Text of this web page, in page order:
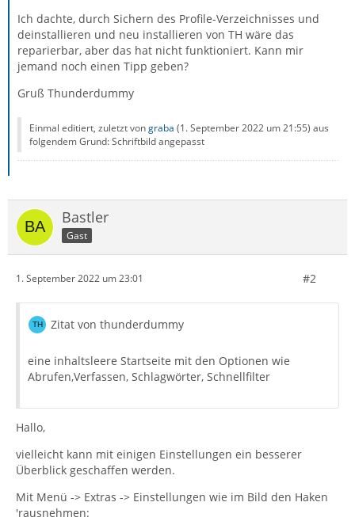
Ich dachte, durch Sichern des Profile-Verzeichnisses und
deinstallieren und neu installieren von TH wäre das
reparierbar, aber das hat nicht funktioniert. Kann mir
jemand noch einen Tipp geben?
Gruß Thunderdummy
Einmal editiert, zuletzt vongraba (1. September 2022 um 21:55) aus
folgendem Grund: Schriftbild angepasst
Bastler
Gast
1. September 2022 um 23:01 #2
Zitat von thunderdummy
eine inhaltsleere Startseite mit den Optionen wie
Abrufen,Verfassen, Schlagwörter, Schnellfilter
Hallo,
vielleicht kann mit einigen Einstellungen ein besserer
Überblick geschaffen werden.
Mit Menü -> Extras -> Einstellungen wie im Bild den Haken
'rausnehmen: